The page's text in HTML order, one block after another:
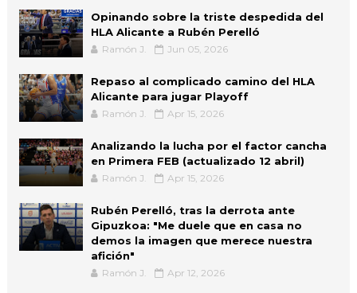
Opinando sobre la triste despedida del
HLA Alicante a Rubén Perelló
Ramón J. Jun 05, 2026
Repaso al complicado camino del HLA
Alicante para jugar Playoff
Ramón J. Apr 15, 2026
Analizando la lucha por el factor cancha
en Primera FEB (actualizado 12 abril)
Ramón J. Apr 15, 2026
Rubén Perelló, tras la derrota ante
Gipuzkoa: "Me duele que en casa no
demos la imagen que merece nuestra
afición"
Ramón J. Apr 12, 2026